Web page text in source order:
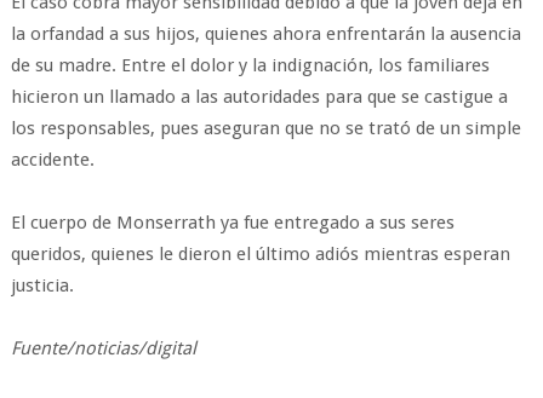
la orfandad a sus hijos, quienes ahora enfrentarán la ausencia
de su madre. Entre el dolor y la indignación, los familiares
hicieron un llamado a las autoridades para que se castigue a
los responsables, pues aseguran que no se trató de un simple
accidente.
El cuerpo de Monserrath ya fue entregado a sus seres
queridos, quienes le dieron el último adiós mientras esperan
justicia.
Fuente/noticias/digital